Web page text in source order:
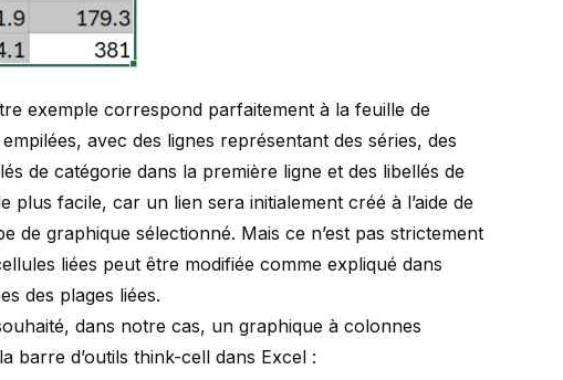
exemple correspond parfaitement à la feuille de
avec des lignes représentant des séries, des
de catégorie dans la première ligne et des libellés de
plus facile, car un lien sera initialement créé à l’aide de
de graphique sélectionné. Mais ce n’est pas strictement
liées peut être modifiée comme expliqué dans
des plages liées.
dans notre cas, un graphique à colonnes
barre d’outils think-cell dans Excel :